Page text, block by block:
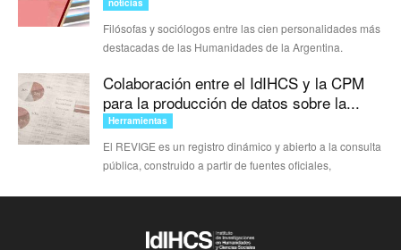
noticias
Filósofas y sociólogos entre las cien personalidades más
destacadas de las Humanidades de la Argentina.
Colaboración entre el IdIHCS y la CPM
para la producción de datos sobre la...
Herramientas
El REVIGE es un registro dinámico y abierto a la consulta
pública, construido a partir de fuentes oficiales,